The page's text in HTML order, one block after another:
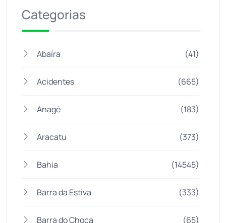
Categorias
Abaíra (41)
Acidentes (665)
Anagé (183)
Aracatu (373)
Bahia (14545)
Barra da Estiva (333)
Barra do Choça (65)